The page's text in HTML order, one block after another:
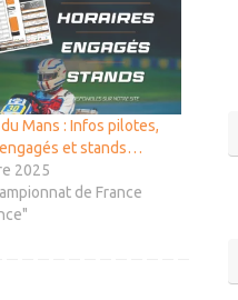
Mans : Infos pilotes,
et stands…
2025
de France